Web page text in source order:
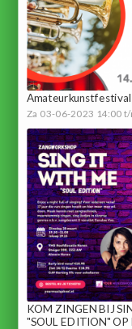
Za 03-06-2023 14:00
KOM ZINGEN BIJ
"SOUL EDITION"